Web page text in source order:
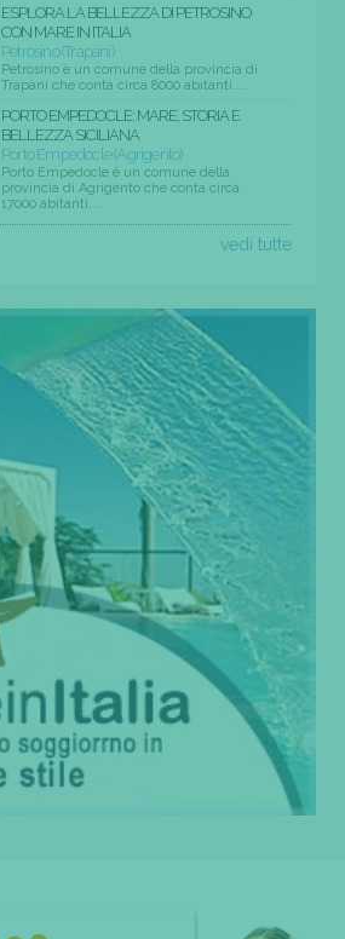
ESPLORA LA BELLEZZA DI PETROSINO
CON MARE IN ITALIA
Petrosino (Trapani)
Petrosino è un comune della provincia di
Trapani che conta circa 8000 abitanti....
PORTO EMPEDOCLE: MARE, STORIA E
BELLEZZA SICILIANA
Porto Empedocle (Agrigento)
Porto Empedocle è un comune della
provincia di Agrigento che conta circa
17000 abitanti....
vedi tutte